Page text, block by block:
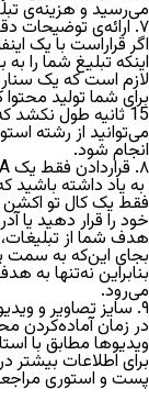
می‌رسید و هزینه‌ی
۷. ارائه‌ی توضیحات دقیق به اینفلوئنسر
اگر قراراست با یک
اینکه تبلیغ شما را
برای شما تولید
15 ثانیه طول
انجام شود.
۸. قراردادن فقط یک
به یاد داشته باشید
فقط یک کال تو اکشن
خود را قرار دهید یا
هدف شما از
بجای این‌که به
بنابراین نه‌تنها
می‌رود.
۹. سایز تصاویر و ویدیوها
در زمان آماده‌کردن
ویدیوها مطابق با
برای اطلاعات بیشتر
پست و استوری